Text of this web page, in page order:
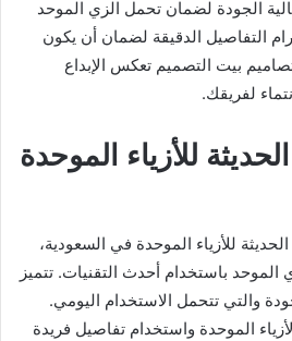
الجودة لضمان تحمل الزي الموحد
التفاصيل الدقيقة لضمان أن يكون
بيت التصميم تعكس الإبداع
لفريقك.
للأزياء الموحدة
للأزياء الموحدة في السعودية،
باستخدام أحدث التقنيات. تتميز
والتي تتحمل الاستخدام اليومي.
الموحدة واستخدام تفاصيل فريدة